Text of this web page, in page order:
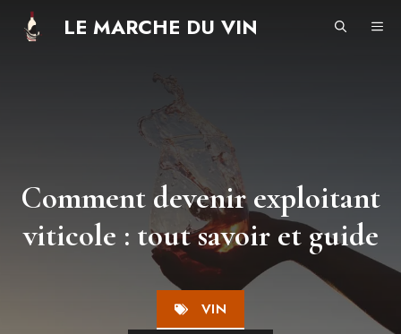
Aller
LE MARCHE DU VIN
Comment devenir exploitant
viticole : tout savoir et guide
VIN